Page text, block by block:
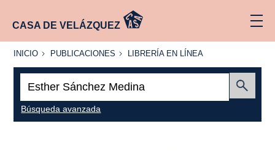
CASA DE VELÁZQUEZ
INICIO
INICIO PUBLICACIONES
PUBLICACIONES
LIBRERÍA
LÍNEA
LIBRERÍA EN LÍNEA
Búsqueda avanzada